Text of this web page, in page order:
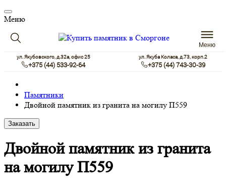
Меню
Меню
ул. Якубовского, д.32а, офис 25
+375 (44) 533-92-64
ул. Якуба Коласа, д.73, корп.2
+375 (44) 743-30-39
Памятники
Двойной памятник из гранита на могилу П559
Заказать
Двойной памятник из гранита
на могилу П559